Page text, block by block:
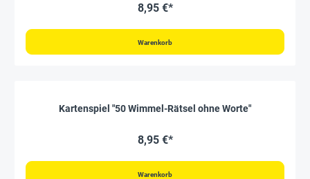
8,95 €*
Warenkorb
Kartenspiel "50 Wimmel-Rätsel ohne Worte"
8,95 €*
Warenkorb